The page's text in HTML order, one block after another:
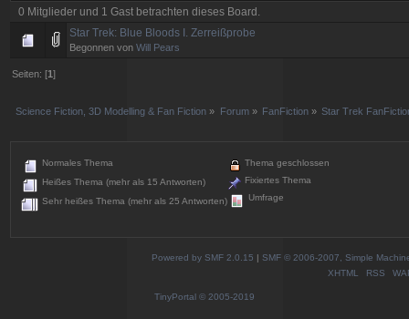
0 Mitglieder und 1 Gast betrachten dieses Board.
Star Trek: Blue Bloods I. Zerreißprobe
Begonnen vonWill Pears
Seiten: [1]
Science Fiction, 3D Modelling & Fan Fiction » Forum» FanFiction » Star Trek
Normales Thema
Heißes Thema (mehr als 15 Antworten)
Sehr heißes Thema (mehr als 25 Antworten)
Thema geschlossen
Fixiertes Thema
Umfrage
Powered by SMF 2.0.15 | SMF © 2006-2007, Simple
XHTML
RSS
TinyPortal © 2005-2019